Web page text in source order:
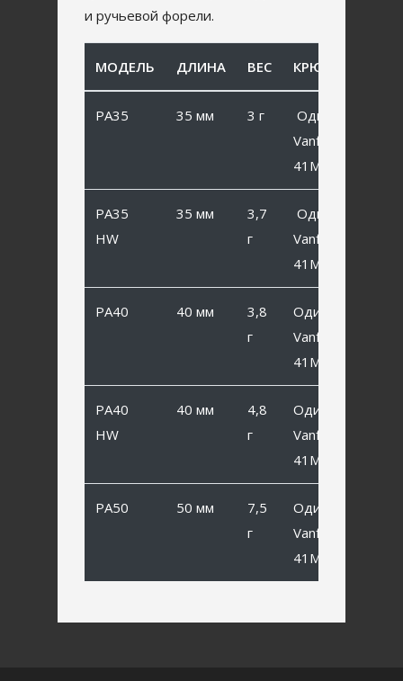
и ручьевой форели.
МОДЕЛЬ ДЛИНА ВЕС КРЮЧОК
PA35 35 мм 3 г
Одинарный
Vanfook SP-
41MB #6
PA35
HW
35 мм
3,7
г
Одинарный
Vanfook SP-
41MB #6
PA40 40 мм
3,8
г
Одинарный
Vanfook SP-
41MB #4
PA40
HW
40 мм
4,8
г
Одинарный
Vanfook SP-
41MB #4
PA50 50 мм
7,5
г
Одинарный
Vanfook SP-
41MB #2